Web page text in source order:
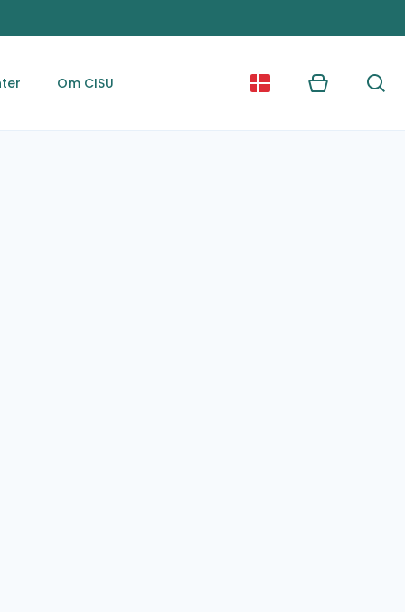
Om CISU Kurv Søg